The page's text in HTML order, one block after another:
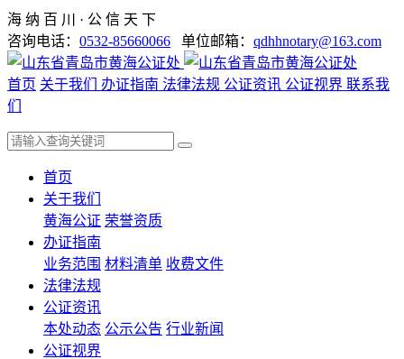
海 纳 百 川 · 公 信 天 下
咨询电话： 0532-85660066 单位邮箱： qdhhnotary@163.com
首页 关于我们 办证指南 法律法规 公证资讯 公证视界 联系我
们
首页
关于我们
黄海公证 荣誉资质
办证指南
业务范围 材料清单 收费文件
法律法规
公证资讯
本处动态 公示公告 行业新闻
公证视界